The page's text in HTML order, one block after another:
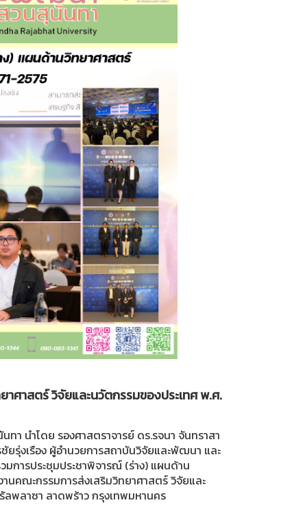
ศาสตร์ วิจัยและนวัตกรรมของประเทศ พ.ศ.
นำโดย รองศาสตราจารย์ ดร.รจนา จันทราสา
รุ่งเรือง ผู้อำนวยการสถาบันวิจัยและพัฒนา และ
การประชุมประชาพิจารณ์ (ร่าง) แผนด้าน
นคณะกรรมการส่งเสริมวิทยาศาสตร์ วิจัยและ
พลาซา ลาดพร้าว กรุงเทพมหานคร